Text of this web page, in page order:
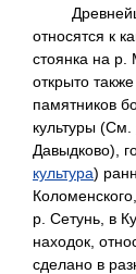
относятся к
стоянка на р.
открыто
памятников
культуры (См.
Давыдково),
культура)
р. Сетунь, в
находок,
сделано в